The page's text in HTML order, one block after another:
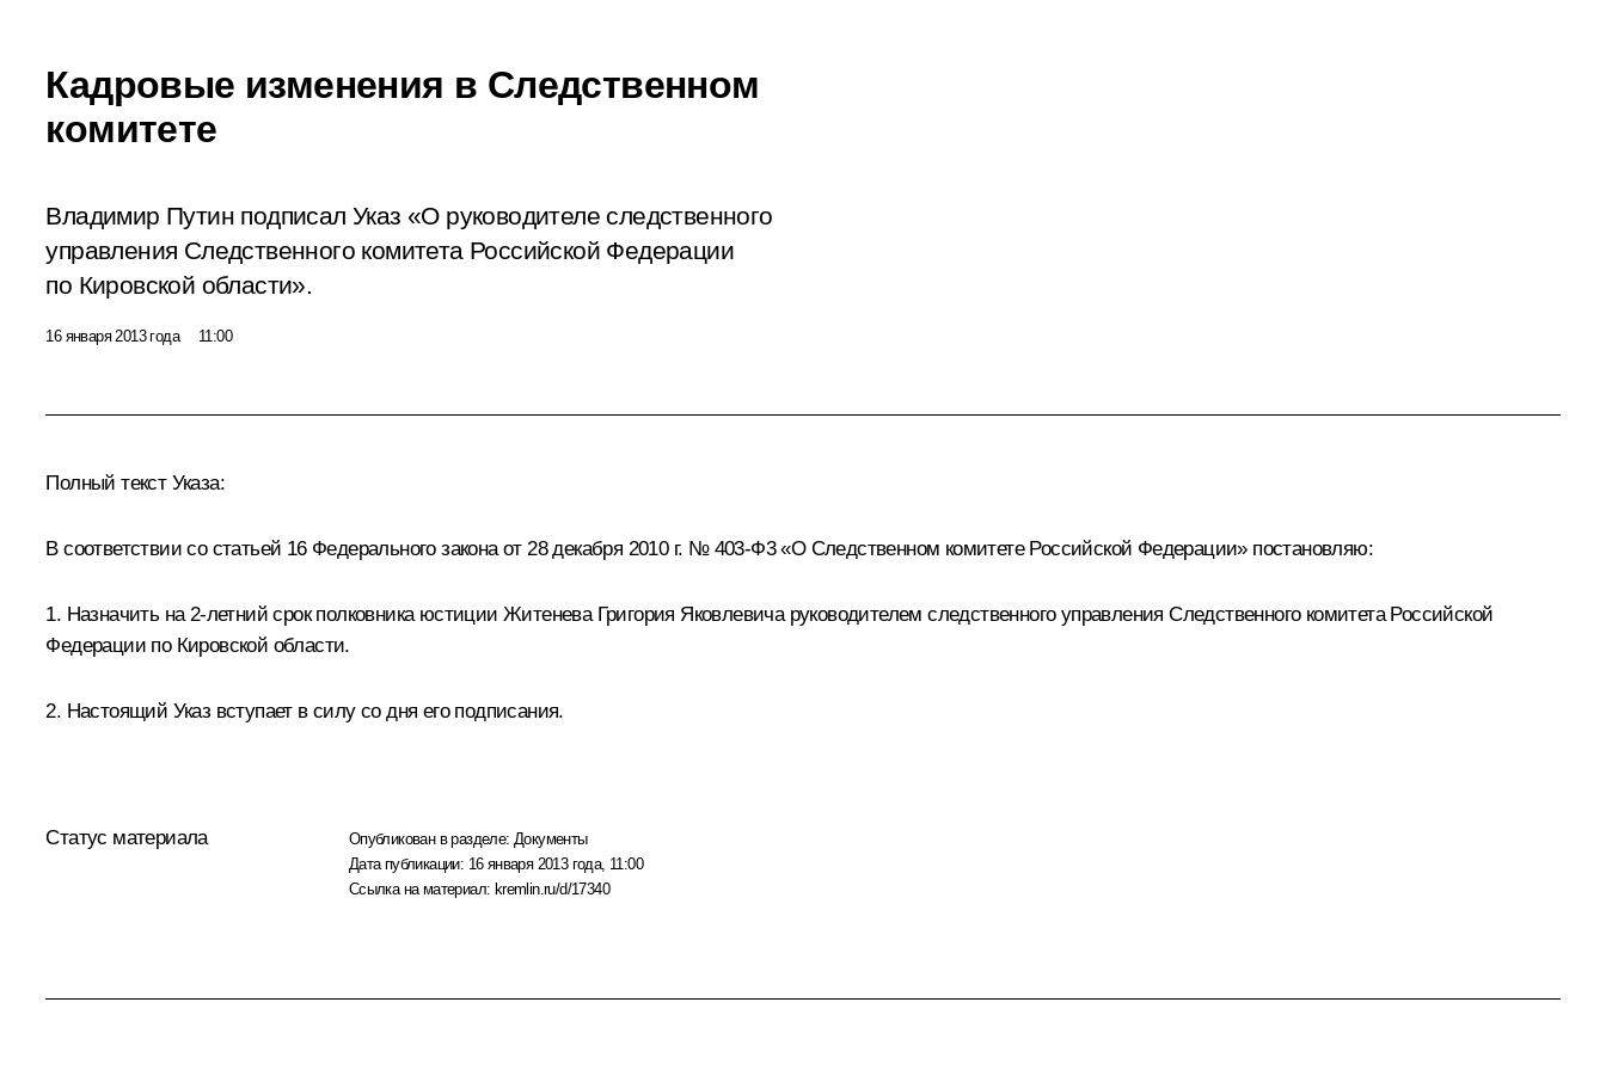
Кадровые изменения в Следственном
комитете
Владимир Путин подписал Указ «О руководителе следственного
управления Следственного комитета Российской Федерации
по Кировской области».
16 января 2013 года 11:00
Полный текст Указа:
В соответствии со статьей 16 Федерального закона от 28 декабря 2010 г. № 403-Ф3 «О Следственном комитете Российской Федерации» постановляю:
1. Назначить на 2-летний срок полковника юстиции Житенева Григория Яковлевича руководителем следственного управления Следственного комитета Российской
Федерации по Кировской области.
2. Настоящий Указ вступает в силу со дня его подписания.
Статус материала Опубликован в разделе: Документы
Дата публикации: 16 января 2013 года, 11:00
Ссылка на материал: kremlin.ru/d/17340